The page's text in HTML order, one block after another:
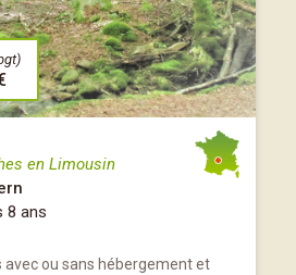
en Limousin
8 ans
avec ou sans hébergement et